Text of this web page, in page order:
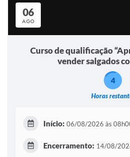
06
AGO
Curso de qualificação
vender salgados
Horas
4
Início: 06/08/2026 às
Encerramento: 14/08/